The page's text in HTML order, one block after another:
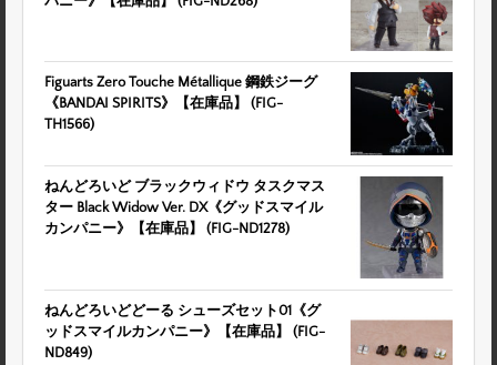
Figuarts Zero Touche Métallique 鋼鉄ジーグ
《BANDAI SPIRITS》【在庫品】 (FIG-
TH1566)
ねんどろいど ブラックウィドウ タスクマス
ター Black Widow Ver. DX《グッドスマイル
カンパニー》【在庫品】 (FIG-ND1278)
ねんどろいどどーる シューズセット01《グ
ッドスマイルカンパニー》【在庫品】 (FIG-
ND849)